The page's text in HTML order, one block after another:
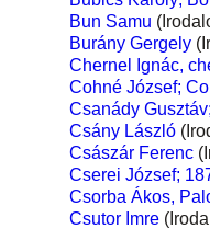
Bun Samu
Burány Gergely
Chernel Ignác,
Cohné József;
Csanády
Csány László
Császár Ferenc
Cserei József;
Csorba Ákos,
Csutor Imre